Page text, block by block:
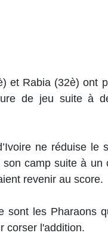
et Rabia (32è) ont
de jeu suite à
ne réduise le
camp suite à
revenir au score.
sont les Pharaons
corser l'addition.